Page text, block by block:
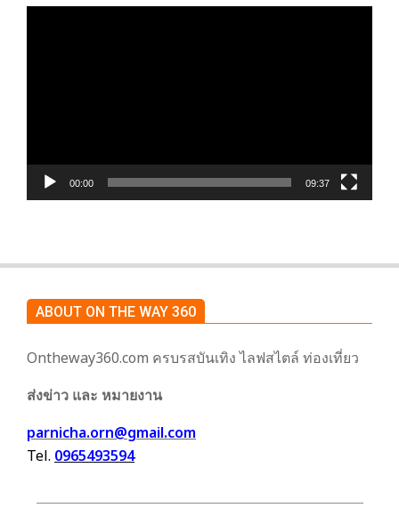
00:00 09:37
ABOUT ON THE WAY 360
Ontheway360.com ครบรสบันเทิง ไลฟสไตล์ ท่องเที่ยว
ส่งข่าว และ หมายงาน
parnicha.orn@gmail.com
Tel. 0965493594